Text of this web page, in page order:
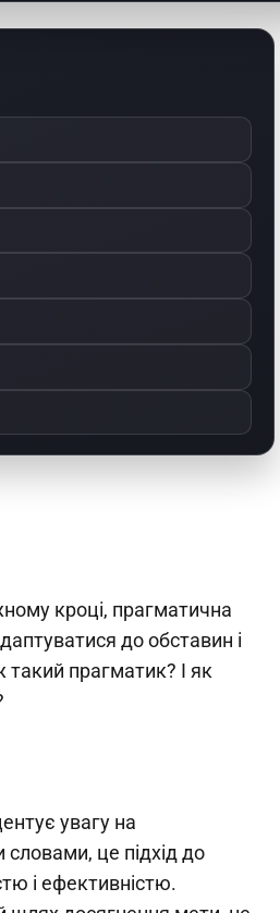
кроці, прагматична
до обставин і
такий прагматик? І як
увагу на
словами, це підхід до
і ефективністю.